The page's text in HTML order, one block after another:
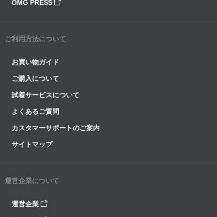
OMG PRESS
ご利用方法について
お買い物ガイド
ご購入について
試着サービスについて
よくあるご質問
カスタマーサポートのご案内
サイトマップ
運営企業について
運営企業